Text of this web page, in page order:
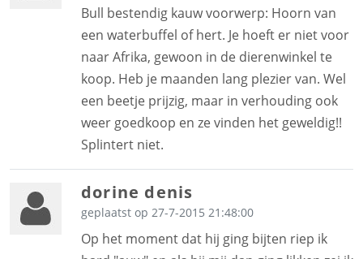
Bull bestendig kauw voorwerp: Hoorn van
een waterbuffel of hert. Je hoeft er niet voor
naar Afrika, gewoon in de dierenwinkel te
koop. Heb je maanden lang plezier van. Wel
een beetje prijzig, maar in verhouding ook
weer goedkoop en ze vinden het geweldig!!
Splintert niet.
dorine denis
geplaatst op 27-7-2015 21:48:00
Op het moment dat hij ging bijten riep ik